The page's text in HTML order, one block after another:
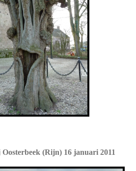
(Rijn) 16 januari 2011